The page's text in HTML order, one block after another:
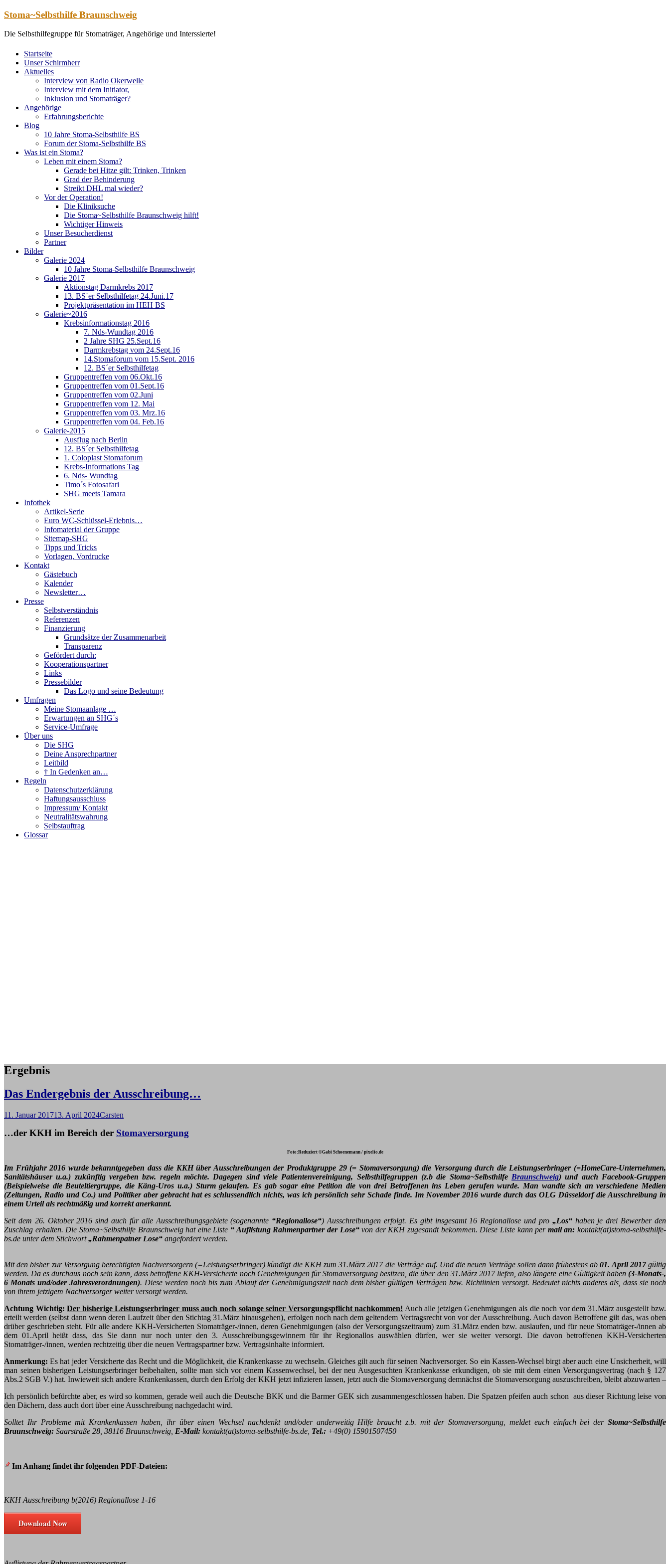
Zum
springen
Stoma~Selbsthilfe Braunschweig
Die Selbsthilfegruppe für Stomaträger, Angehörige und Interssierte!
Startseite
Unser Schirmherr
Aktuelles
Interview von Radio Okerwelle
Interview mit dem Initiator,
Inklusion und Stomaträger?
Angehörige
Erfahrungsberichte
Blog
10 Jahre Stoma-Selbsthilfe BS
Forum der Stoma-Selbsthilfe BS
Was ist ein Stoma?
Leben mit einem Stoma?
Gerade bei Hitze gilt: Trinken, Trinken
Grad der Behinderung
Streikt DHL mal wieder?
Vor der Operation!
Die Kliniksuche
Die Stoma~Selbsthilfe Braunschweig hilft!
Wichtiger Hinweis
Unser Besucherdienst
Partner
Bilder
Galerie 2024
10 Jahre Stoma-Selbsthilfe Braunschweig
Galerie 2017
Aktionstag Darmkrebs 2017
13. BS´er Selbsthilfetag 24.Juni.17
Projektpräsentation im HEH BS
Galerie~2016
Krebsinformationstag 2016
7. Nds-Wundtag 2016
2 Jahre SHG 25.Sept.16
Darmkrebstag vom 24.Sept.16
14.Stomaforum vom 15.Sept. 2016
12. BS´er Selbsthilfetag
Gruppentreffen vom 06.Okt.16
Gruppentreffen vom 01.Sept.16
Gruppentreffen vom 02.Juni
Gruppentreffen vom 12. Mai
Gruppentreffen vom 03. Mrz.16
Gruppentreffen vom 04. Feb.16
Galerie-2015
Ausflug nach Berlin
12. BS´er Selbsthilfetag
1. Coloplast Stomaforum
Krebs-Informations Tag
6. Nds- Wundtag
Timo´s Fotosafari
SHG meets Tamara
Infothek
Artikel-Serie
Euro WC-Schlüssel-Erlebnis…
Infomaterial der Gruppe
Sitemap-SHG
Tipps und Tricks
Vorlagen, Vordrucke
Kontakt
Gästebuch
Kalender
Newsletter…
Presse
Selbstverständnis
Referenzen
Finanzierung
Grundsätze der Zusammenarbeit
Transparenz
Gefördert durch:
Kooperationspartner
Links
Pressebilder
Das Logo und seine Bedeutung
Umfragen
Meine Stomaanlage …
Erwartungen an SHG´s
Service-Umfrage
Über uns
Die SHG
Deine Ansprechpartner
Leitbild
† In Gedenken an…
Regeln
Datenschutzerklärung
Haftungsausschluss
Impressum/ Kontakt
Neutralitätswahrung
Selbstauftrag
Glossar
Ergebnis
Das Endergebnis der Ausschreibung…
11. Januar 201713. April 2024Carsten
…der KKH im Bereich der Stomaversorgung
Foto:Reduziert ©Gabi Schoenemann / pixelio.de
Im Frühjahr 2016 wurde bekanntgegeben dass die KKH über Ausschreibungen der Produktgruppe 29 (= Stomaversorgung)die Versorgung durch die Leistungserbringer (=HomeCare-Unternehmen,
Sanitätshäuser u.a.) zukünftig vergeben bzw. regeln möchte. Dagegen sind viele Patientenvereinigung, Selbsthilfegruppen (z.b die Stoma~Selbsthilfe Braunschweig) und auch Facebook-Gruppen
(Beispielweise die Beuteltiergruppe, die Käng-Uros u.a.) Sturm gelaufen. Es gab sogar eine Petition die von drei Betroffenen ins Leben gerufen wurde. Man wandte sich an verschiedene Medien
(Zeitungen, Radio und Co.) und Politiker aber gebracht hat es schlussendlich nichts, was ich persönlich sehr Schade finde. Im November 2016 wurde durch das OLG Düsseldorf die Ausschreibung in
einem Urteil als rechtmäßig und korrekt anerkannt.
Seit dem 26. Oktober 2016 sind auch für alle Ausschreibungsgebiete (sogenannte “Regionallose“) Ausschreibungen erfolgt. Es gibt insgesamt 16 Regionallose und pro „Los“haben je drei Bewerber den
Zuschlag erhalten. Die Stoma~Selbsthilfe Braunschweig hat eine Liste “ Auflistung Rahmenpartner der Lose“von der KKH zugesandt bekommen. Diese Liste kann per mail an: kontakt(at)stoma-selbsthilfe-
bs.de unter dem Stichwort„Rahmenpatner Lose“ angefordert werden.
Mit den bisher zur Versorgung berechtigten Nachversorgern (=Leistungserbringer) kündigt die KKH zum 31.März 2017 die Verträge auf. Und die neuen Verträge sollen dann frühestens ab01. April 2017gültig
werden. Da es durchaus noch sein kann, dass betroffene KKH-Versicherte noch Genehmigungen für Stomaversorgung besitzen, die über den 31.März 2017 liefen, also längere eine Gültigkeit haben (3-Monats-,
6 Monats und/oder Jahresverordnungen). Diese werden noch bis zum Ablauf der Genehmigungszeit nach dem bisher gültigen Verträgen bzw. Richtlinien versorgt. Bedeutet nichts anderes als, dass sie noch
von ihrem jetzigem Nachversorger weiter versorgt werden.
Achtung Wichtig:Der bisherige Leistungserbringer muss auch noch solange seiner Versorgungspflicht nachkommen! Auch alle jetzigen Genehmigungen als die noch vor dem 31.März ausgestellt bzw.
erteilt werden (selbst dann wenn deren Laufzeit über den Stichtag 31.März hinausgehen), erfolgen noch nach dem geltendem Vertragsrecht von vor der Ausschreibung. Auch davon Betroffene gilt das, was oben
drüber geschrieben steht. Für alle andere KKH-Versicherten Stomaträger-/innen, deren Genehmigungen (also der Versorgungszeitraum) zum 31.März enden bzw. auslaufen, und für neue Stomaträger-/innen ab
dem 01.April heißt dass, das Sie dann nur noch unter den 3. Ausschreibungsgewinnern für ihr Regionallos auswählen dürfen, wer sie weiter versorgt. Die davon betroffenen KKH-Versicherten
Stomaträger-/innen, werden rechtzeitig über die neuen Vertragspartner bzw. Vertragsinhalte informiert.
Anmerkung: Es hat jeder Versicherte das Recht und die Möglichkeit, die Krankenkasse zu wechseln. Gleiches gilt auch für seinen Nachversorger. So ein Kassen-Wechsel birgt aber auch eine Unsicherheit, will
man seinen bisherigen Leistungserbringer beibehalten, sollte man sich vor einem Kassenwechsel, bei der neu Ausgesuchten Krankenkasse erkundigen, ob sie mit dem einen Versorgungsvertrag (nach § 127
Abs.2 SGB V.) hat. Inwieweit sich andere Krankenkassen, durch den Erfolg der KKH jetzt infizieren lassen, jetzt auch die Stomaversorgung demnächst die Stomaversorgung auszuschreiben, bleibt abzuwarten –
Ich persönlich befürchte aber, es wird so kommen, gerade weil auch die Deutsche BKK und die Barmer GEK sich zusammengeschlossen haben. Die Spatzen pfeifen auch schon aus dieser Richtung leise von
den Dächern, dass auch dort über eine Ausschreibung nachgedacht wird.
Solltet Ihr Probleme mit Krankenkassen haben, ihr über einen Wechsel nachdenkt und/oder anderweitig Hilfe braucht z.b. mit der Stomaversorgung, meldet euch einfach bei der Stoma~Selbsthilfe
Braunschweig: Saarstraße 28, 38116 Braunschweig, E-Mail: kontakt(at)stoma-selbsthilfe-bs.de, Tel.: +49(0) 15901507450
Im Anhang findet ihr folgenden PDF-Dateien:
KKH Ausschreibung b(2016) Regionallose 1-16
Download Now